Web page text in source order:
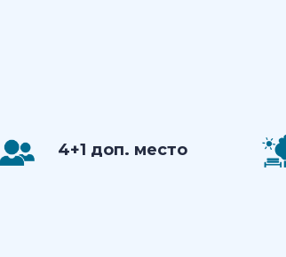
4+1 доп. место